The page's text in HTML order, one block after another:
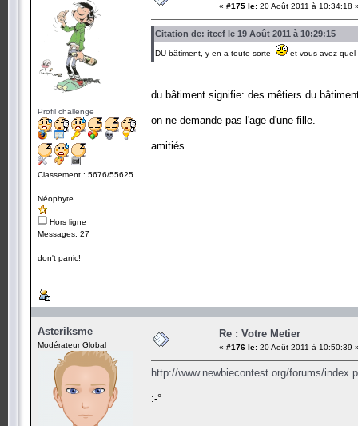
Profil challenge
Classement : 5676/55625
Néophyte
Hors ligne
Messages: 27
don't panic!
« #175 le: 20 Août 2011 à 10:34:18
Citation de: itcef le 19 Août 2011 à 10:29:15
DU bâtiment, y en a toute sorte et vous avez
du bâtiment signifie: des mêtiers du
on ne demande pas l'age d'une fille.
Asteriksme
Modérateur Global
Re : Votre Metier
« #176 le: 20 Août 2011 à 10:50:39
http://www.newbiecontest.org/forums/
:-°